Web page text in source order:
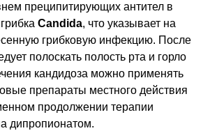
преципитирующих антител в
Candida, что указывает на
грибковую инфекцию. После
полоскать полость рта и горло
кандидоза можно применять
препараты местного действия
продолжении терапии
дипропионатом.